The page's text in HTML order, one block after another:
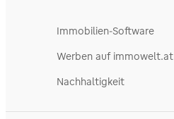
Immobilien-Software
Werben auf immowelt.at
Nachhaltigkeit